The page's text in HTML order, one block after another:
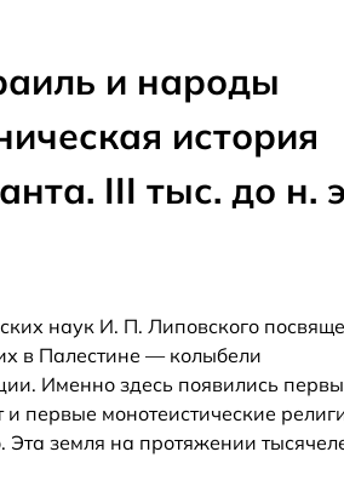
и народы
история
III тыс. до н.
наук И. П. Липовского
в Палестине — колыбели
Именно здесь появились
первые монотеистические
Эта земля на протяжении